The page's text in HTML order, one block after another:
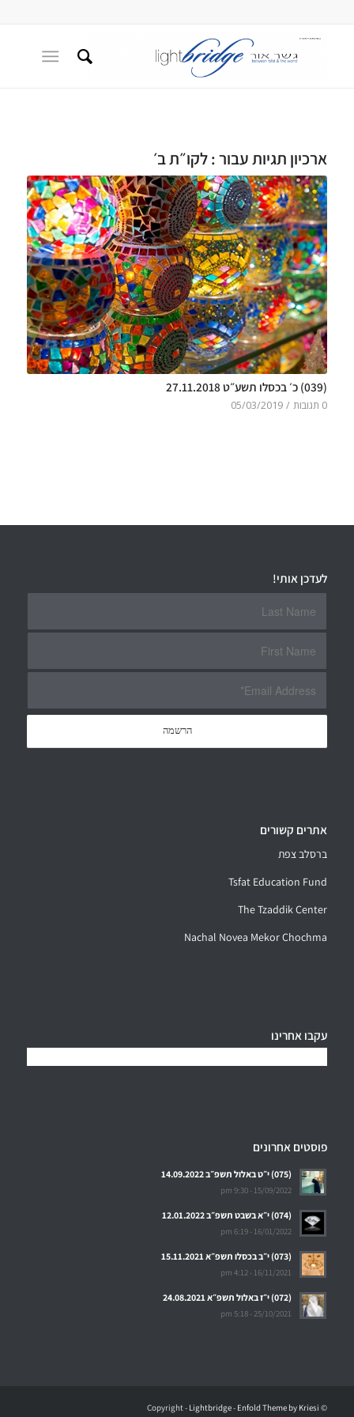
ארכיון תגיות עבור :לקו״ת ב׳
(039) כ׳ בכסלו תשע״ט 27.11.2018
0 תגובות /
05/03/2019
לעדכן אותי!
אתרים קשורים
ברסלב צפת
Tsfat Education Fund
The Tzaddik Center
Nachal Novea Mekor Chochma
עקבו אחרינו
פוסטים אחרונים
(075) י״ט באלול תשפ״ב 14.09.2022
15/09/2022 - 9:30 pm
(074) י״א בשבט תשפ״ב 12.01.2022
16/01/2022 - 6:19 pm
(073) י״ב בכסלו תשפ״א 15.11.2021
16/11/2021 - 4:12 pm
(072) י״ז באלול תשפ״א 24.08.2021
25/10/2021 - 5:18 pm
© ‫Copyright -
Lightbridge- Enfold Theme by Kriesi